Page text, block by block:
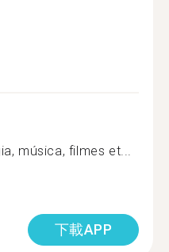
música, filmes et...
下載APP